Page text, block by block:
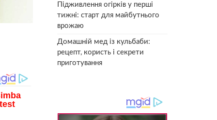
Підживлення огірків у перші
тижні: старт для майбутнього
врожаю
Домашній мед із кульбаби:
рецепт, користь і секрети
приготування